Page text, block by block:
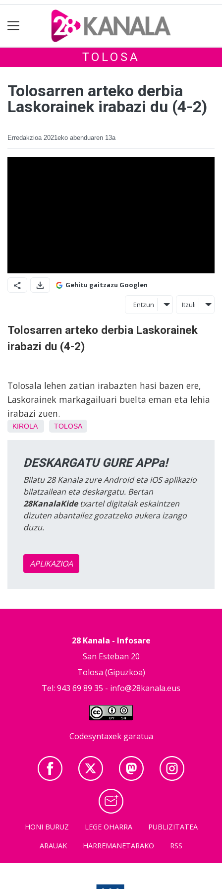
TOLOSA
Tolosarren arteko derbia
Laskorainek irabazi du (4-2)
Erredakzioa 2021eko abenduaren 13a
Gehitu gaitzazu Googlen
Entzun Itzuli
Tolosarren arteko derbia Laskorainek
irabazi du (4-2)
Tolosala lehen zatian irabazten hasi bazen ere,
Laskorainek markagailuari buelta eman eta lehia
irabazi zuen.
KIROLA TOLOSA
DESKARGATU GURE APPa!
Bilatu 28 Kanala zure Android eta iOS aplikazio
bilatzailean eta deskargatu. Bertan
28KanalaKidetxartel digitalak eskaintzen
dizuten abantailez gozatzeko aukera izango
duzu.
APLIKAZIOA
28 Kanala - Infosare
San Esteban 20
Tolosa (Gipuzkoa)
Tel: 943 69 89 35 - info@28kanala.eus
Codesyntaxek garatua
HONI BURUZ LEGE OHARRA
PUBLIZITATEA
ARAUAK
HARREMANETARAKO RSS